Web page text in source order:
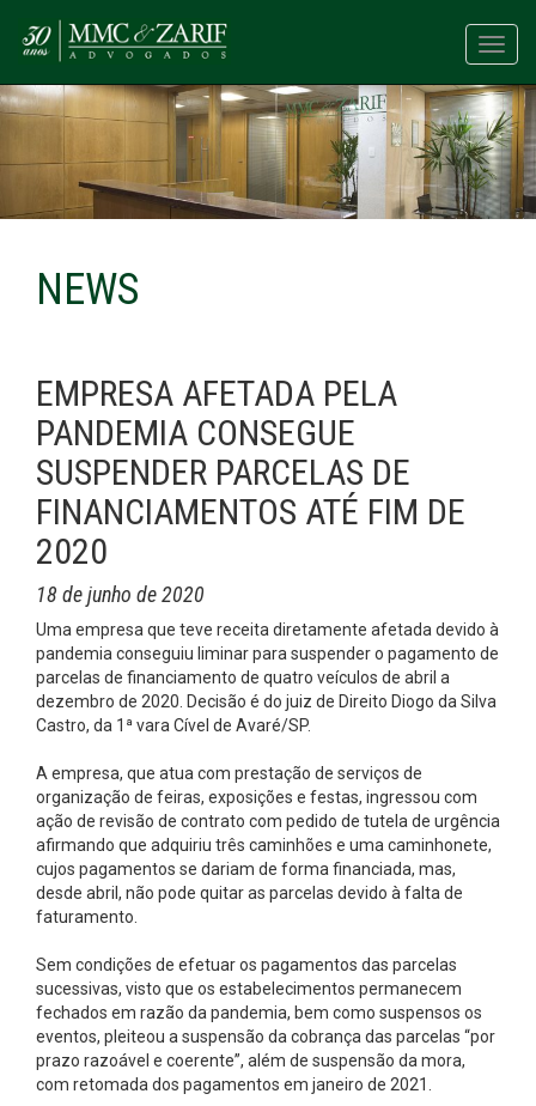
NEWS
EMPRESA AFETADA PELA
PANDEMIA CONSEGUE
SUSPENDER PARCELAS DE
FINANCIAMENTOS ATÉ FIM DE
2020
18 de junho de 2020
Uma empresa que teve receita diretamente afetada devido à
pandemia conseguiu liminar para suspender o pagamento de
parcelas de financiamento de quatro veículos de abril a
dezembro de 2020. Decisão é do juiz de Direito Diogo da Silva
Castro, da 1ª vara Cível de Avaré/SP.
A empresa, que atua com prestação de serviços de
organização de feiras, exposições e festas, ingressou com
ação de revisão de contrato com pedido de tutela de urgência
afirmando que adquiriu três caminhões e uma caminhonete,
cujos pagamentos se dariam de forma financiada, mas,
desde abril, não pode quitar as parcelas devido à falta de
faturamento.
Sem condições de efetuar os pagamentos das parcelas
sucessivas, visto que os estabelecimentos permanecem
fechados em razão da pandemia, bem como suspensos os
eventos, pleiteou a suspensão da cobrança das parcelas “por
prazo razoável e coerente”, além de suspensão da mora,
com retomada dos pagamentos em janeiro de 2021.